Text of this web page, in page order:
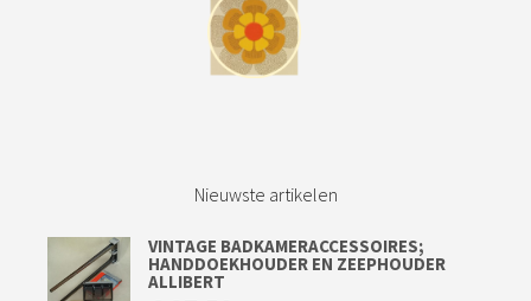
Nieuwste artikelen
VINTAGE BADKAMERACCESSOIRES;
HANDDOEKHOUDER EN ZEEPHOUDER
ALLIBERT